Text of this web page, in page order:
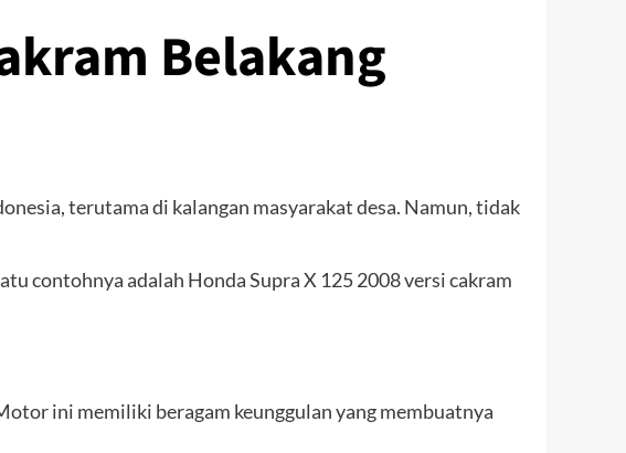
Belakang
terutama di kalangan masyarakat desa. Namun, tidak
contohnya adalah Honda Supra X 125 2008 versi cakram
ini memiliki beragam keunggulan yang membuatnya